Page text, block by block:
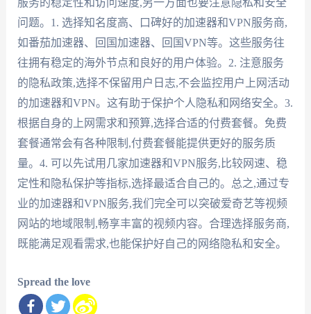
服务的稳定性和访问速度,另一方面也要注意隐私和安全
问题。1. 选择知名度高、口碑好的加速器和VPN服务商,
如番茄加速器、回国加速器、回国VPN等。这些服务往
往拥有稳定的海外节点和良好的用户体验。2. 注意服务
的隐私政策,选择不保留用户日志,不会监控用户上网活动
的加速器和VPN。这有助于保护个人隐私和网络安全。3.
根据自身的上网需求和预算,选择合适的付费套餐。免费
套餐通常会有各种限制,付费套餐能提供更好的服务质
量。4. 可以先试用几家加速器和VPN服务,比较网速、稳
定性和隐私保护等指标,选择最适合自己的。总之,通过专
业的加速器和VPN服务,我们完全可以突破爱奇艺等视频
网站的地域限制,畅享丰富的视频内容。合理选择服务商,
既能满足观看需求,也能保护好自己的网络隐私和安全。
Spread the love